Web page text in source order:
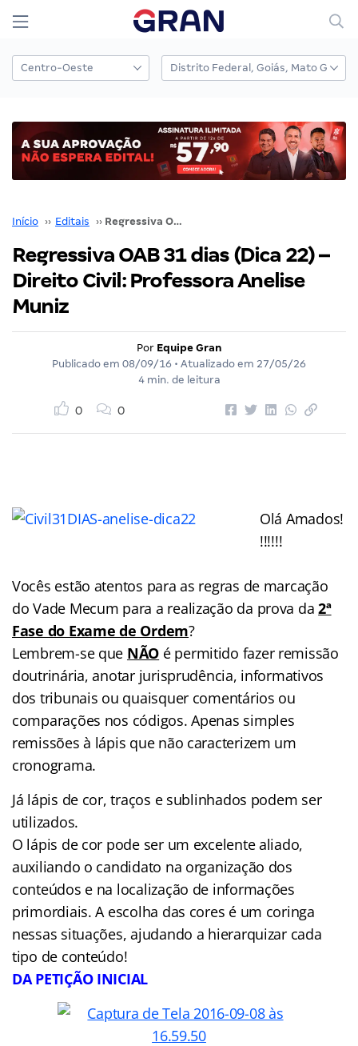
Início ›› Editais ›› Regressiva OAB 31 dias (Dica 22) – Direito Civil: Professora Anelise Muniz
Regressiva OAB 31 dias (Dica 22) –
Direito Civil: Professora Anelise
Muniz
Por Equipe Gran
Publicado em 08/09/16 • Atualizado em 27/05/26
4 min. de leitura
0 0
Olá Amados!
!!!!!!
Vocês estão atentos para as regras de marcação
do Vade Mecum para a realização da prova da2ª
Fase do Exame de Ordem?
Lembrem-se que NÃO é permitido fazer remissão
doutrinária, anotar jurisprudência, informativos
dos tribunais ou quaisquer comentários ou
comparações nos códigos. Apenas simples
remissões à lápis que não caracterizem um
cronograma.
Já lápis de cor, traços e sublinhados podem ser
utilizados.
O lápis de cor pode ser um excelente aliado,
auxiliando o candidato na organização dos
conteúdos e na localização de informações
primordiais. A escolha das cores é um coringa
nessas situações, ajudando a hierarquizar cada
tipo de conteúdo!
DA PETIÇÃO INICIAL